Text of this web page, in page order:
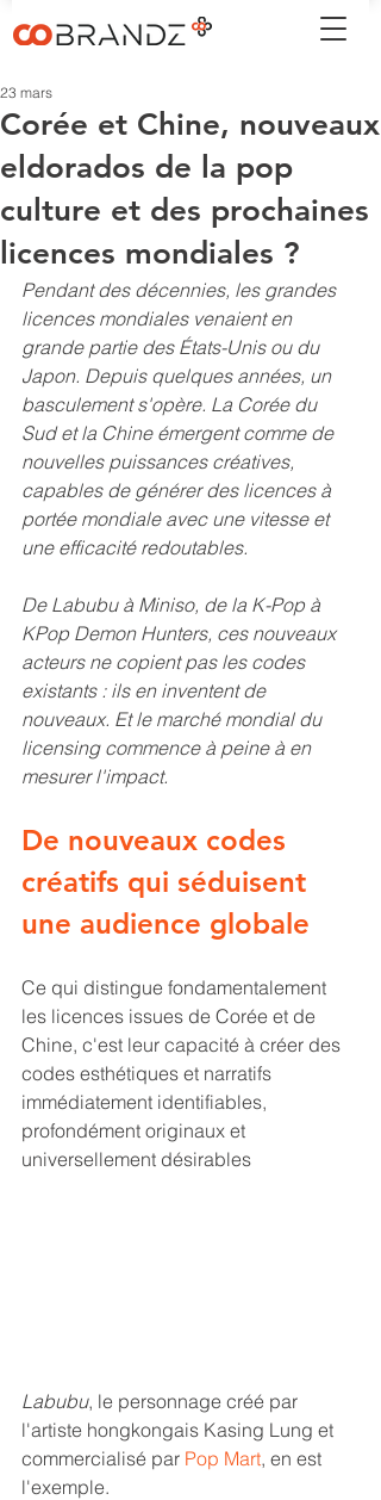
Corée et Chine, nouveaux
eldorados de la pop
culture et des prochaines
licences mondiales ?
23 mars
Pendant des décennies, les grandes
licences mondiales venaient en
grande partie des États-Unis ou du
Japon. Depuis quelques années, un
basculement s'opère. La Corée du
Sud et la Chine émergent comme de
nouvelles puissances créatives,
capables de générer des licences à
portée mondiale avec une vitesse et
une efficacité redoutables.
De Labubu à Miniso, de la K-Pop à
KPop Demon Hunters, ces nouveaux
acteurs ne copient pas les codes
existants : ils en inventent de
nouveaux. Et le marché mondial du
licensing commence à peine à en
mesurer l'impact.
De nouveaux codes
créatifs qui séduisent
une audience globale
Ce qui distingue fondamentalement
les licences issues de Corée et de
Chine, c'est leur capacité à créer des
codes esthétiques et narratifs
immédiatement identifiables,
profondément originaux et
universellement désirables
Labubu, le personnage créé par
l'artiste hongkongais Kasing Lung et
commercialisé par Pop Mart, en est
l'exemple.